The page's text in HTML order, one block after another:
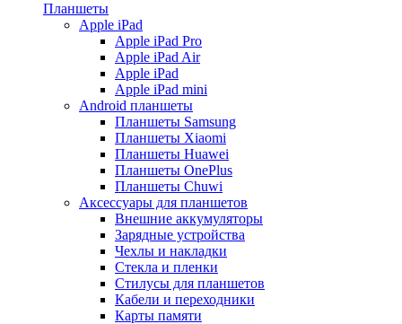
Планшеты
Apple iPad
Apple iPad Pro
Apple iPad Air
Apple iPad
Apple iPad mini
Android планшеты
Планшеты Samsung
Планшеты Xiaomi
Планшеты Huawei
Планшеты OnePlus
Планшеты Chuwi
Аксессуары для планшетов
Внешние аккумуляторы
Зарядные устройства
Чехлы и накладки
Стекла и пленки
Стилусы для планшетов
Кабели и переходники
Карты памяти